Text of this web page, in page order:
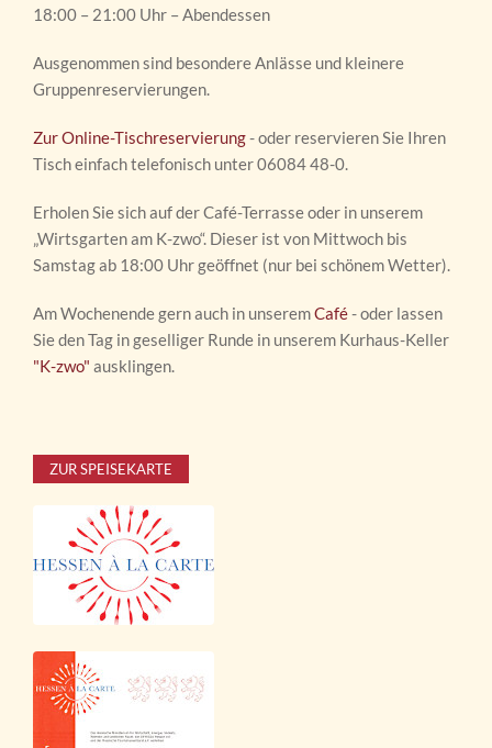
18:00 – 21:00 Uhr – Abendessen
Ausgenommen sind besondere Anlässe und kleinere
Gruppenreservierungen.
Zur Online-Tischreservierung- oder reservieren Sie Ihren
Tisch einfach telefonisch unter 06084 48-0.
Erholen Sie sich auf der Café-Terrasse oder in unserem
„Wirtsgarten am K-zwo“. Dieser ist von Mittwoch bis
Samstag ab 18:00 Uhr geöffnet (nur bei schönem Wetter).
Am Wochenende gern auch in unseremCafé- oder lassen
Sie den Tag in geselliger Runde in unserem Kurhaus-Keller
"K-zwo" ausklingen.
ZUR SPEISEKARTE